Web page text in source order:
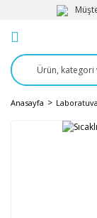
Anasayfa